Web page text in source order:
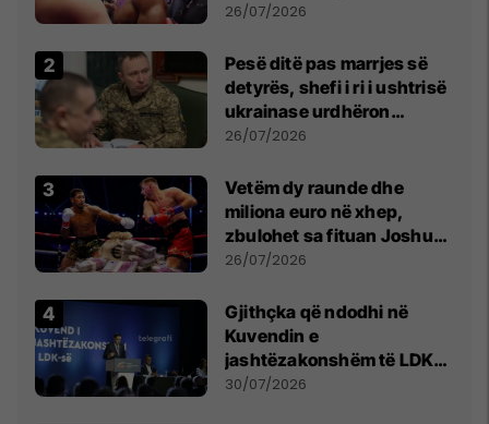
26/07/2026
Pesë ditë pas marrjes së
detyrës, shefi i ri i ushtrisë
ukrainase urdhëron
kontroll të madh
26/07/2026
Vetëm dy raunde dhe
miliona euro në xhep,
zbulohet sa fituan Joshua
e Prenga
26/07/2026
Gjithçka që ndodhi në
Kuvendin e
jashtëzakonshëm të LDK-
së
30/07/2026